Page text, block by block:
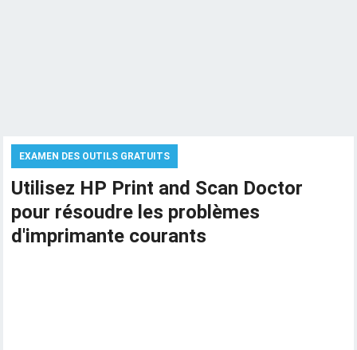
EXAMEN DES OUTILS GRATUITS
Utilisez HP Print and Scan Doctor
pour résoudre les problèmes
d'imprimante courants